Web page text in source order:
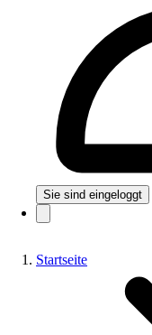
Sie sind eingeloggt
Startseite